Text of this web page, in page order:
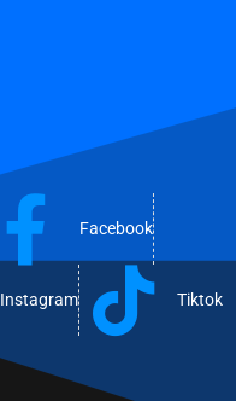
Facebook
Instagram Tiktok